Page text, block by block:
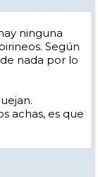
ninguna
Según
nada por lo
achas, es que